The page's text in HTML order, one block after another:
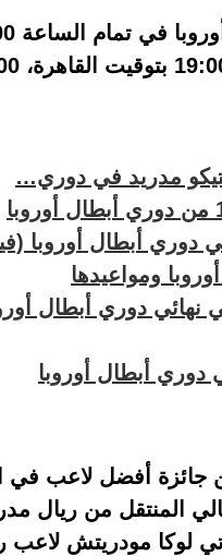
مدريد في دوري…
دوري أبطال أوروبا
نهائي دوري أبطال
أبطال أوروبا
أفضل لاعب في
المنتقل من ريال
لوكا مودريتش لاعب